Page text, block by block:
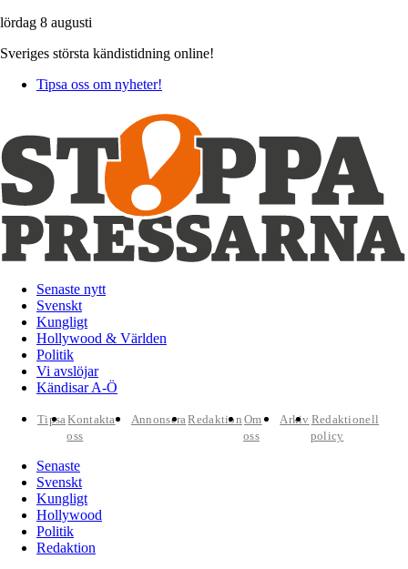
lördag 8 augusti
Sveriges största kändistidning online!
Tipsa oss om nyheter!
Senaste nytt
Svenskt
Kungligt
Hollywood & Världen
Politik
Vi avslöjar
Kändisar A-Ö
TipsaKontakta
oss
AnnonseraRedaktion Om
oss
Arkiv Redaktionell
policy
Senaste
Svenskt
Kungligt
Hollywood
Politik
Redaktion